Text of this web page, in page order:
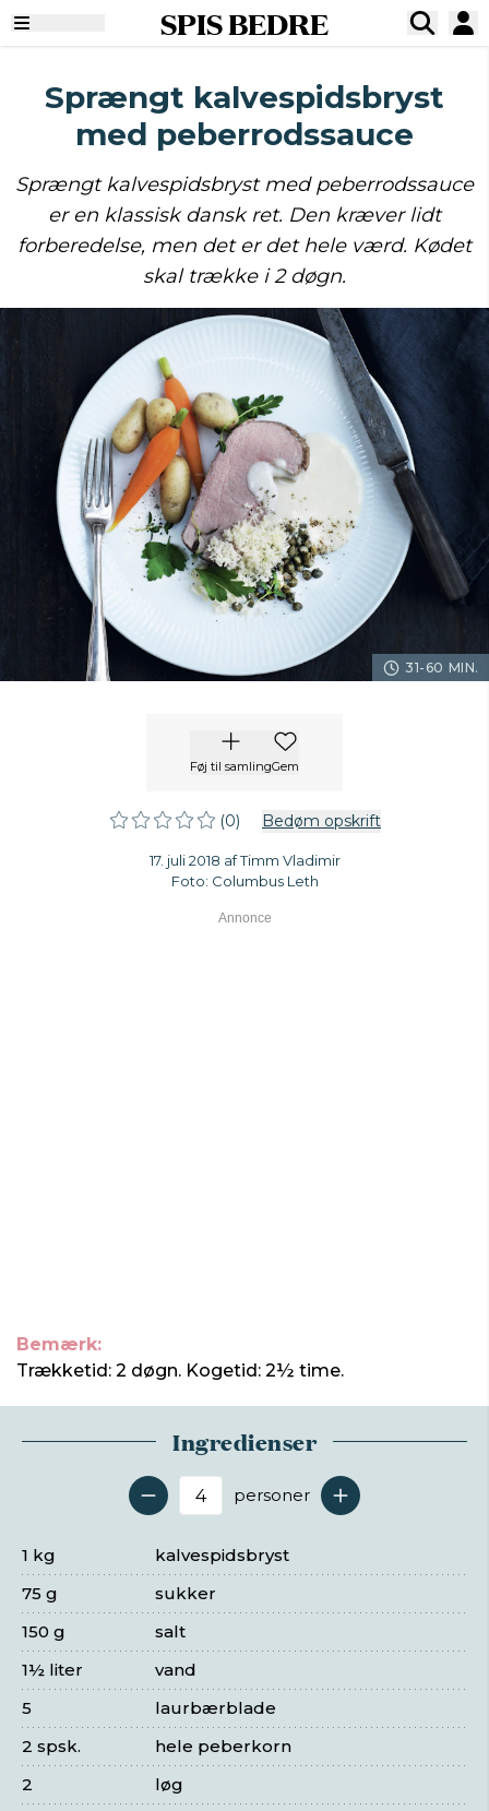
SPIS BEDRE
Sprængt kalvespidsbryst
med peberrodssauce
Sprængt kalvespidsbryst med peberrodssauce
er en klassisk dansk ret. Den kræver lidt
forberedelse, men det er det hele værd. Kødet
skal trække i 2 døgn.
31-60 MIN.
Føj til samlingGem
(0) Bedøm opskrift
17. juli 2018 af Timm Vladimir
Foto: Columbus Leth
Bemærk:
Trækketid: 2 døgn. Kogetid: 2½ time.
Ingredienser
Antal serveringer
personer
kalvespidsbryst
1 kg
sukker
75 g
salt
150 g
vand
1½ liter
laurbærblade
5
hele peberkorn
2 spsk.
løg
2